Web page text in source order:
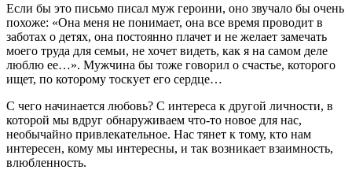
Если бы это письмо писал муж героини, оно звучало бы очень
похоже: «Она меня не понимает, она все время проводит в
заботах о детях, она постоянно плачет и не желает замечать
моего труда для семьи, не хочет видеть, как я на самом деле
люблю ее…». Мужчина бы тоже говорил о счастье, которого
ищет, по которому тоскует его сердце…
С чего начинается любовь? С интереса к другой личности, в
которой мы вдруг обнаруживаем что-то новое для нас,
необычайно привлекательное. Нас тянет к тому, кто нам
интересен, кому мы интересны, и так возникает взаимность,
влюбленность.